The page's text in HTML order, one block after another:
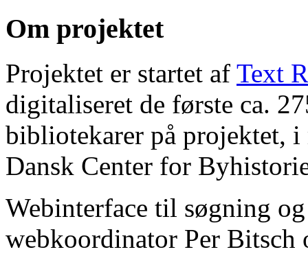
Om projektet
Projektet er startet af Text
digitaliseret de første ca.
bibliotekarer på projektet, i
Dansk Center for
Webinterface til søgning
webkoordinator Per Bitsch